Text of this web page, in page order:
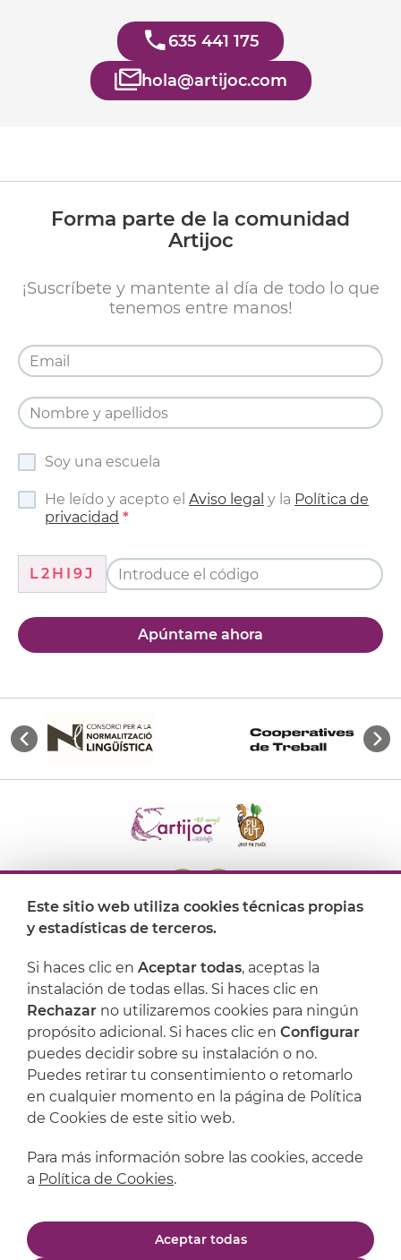
635 441 175
hola@artijoc.com
Forma parte de la comunidad
Artijoc
¡Suscríbete y mantente al día de todo lo que
tenemos entre manos!
Soy una escuela
He leído y acepto el Aviso legal y la Política de
privacidad
L2HI9J
Apúntame ahora
Dónde encontrarnos
Artijoc
Soporte
Política de privacidad
Este sitio web utiliza cookies técnicas propias
y estadísticas de terceros.
Si haces clic en Aceptar todas, aceptas la
instalación de todas ellas. Si haces clic en
Rechazar no utilizaremos cookies para ningún
propósito adicional. Si haces clic en Configurar
puedes decidir sobre su instalación o no.
Puedes retirar tu consentimiento o retomarlo
en cualquier momento en la página de Política
de Cookies de este sitio web.
Para más información sobre las cookies, accede
a Política de Cookies.
Aceptar todas